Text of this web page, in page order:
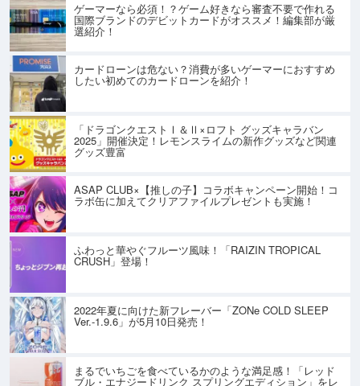
ゲーマーなら必須！？ゲーム好きなら審査不要で作れる
国際ブランドのデビットカードがオススメ！編集部が厳
選紹介！
カードローンは危ない？消費が多いゲーマーにおすすめ
したい初めてのカードローンを紹介！
「ドラゴンクエストⅠ＆Ⅱ×ロフト グッズキャラバン
2025」開催決定！レモンスライムの新作グッズなど関連
グッズ豊富
ASAP CLUB×【推しの子】コラボキャンペーン開始！コ
ラボ缶に加えてクリアファイルプレゼントも実施！
ふわっと華やぐフルーツ風味！「RAIZIN TROPICAL
CRUSH」登場！
2022年夏に向けた新フレーバー「ZONe COLD SLEEP
Ver.-1.9.6」が5月10日発売！
まるでいちごを食べているかのような満足感！「レッド
ブル・エナジードリンク スプリングエディション」をレ